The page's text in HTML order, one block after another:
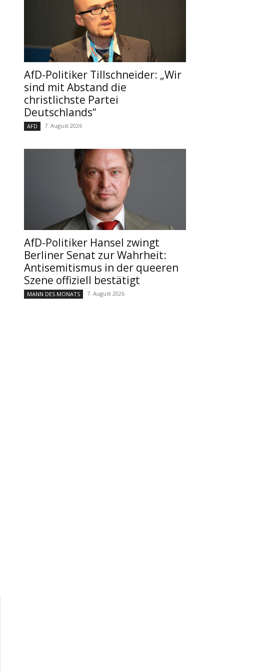
AfD-Politiker Tillschneider: „Wir
sind mit Abstand die
christlichste Partei
Deutschlands“
AFD 7. August 2026
AfD-Politiker Hansel zwingt
Berliner Senat zur Wahrheit:
Antisemitismus in der queeren
Szene offiziell bestätigt
MANN DES MONATS 7. August 2026